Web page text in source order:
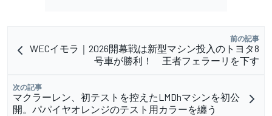
前の記事
WECイモラ｜2026開幕戦は新型マシン投入のトヨタ8
号車が勝利！ 王者フェラーリを下す
次の記事
マクラーレン、初テストを控えたLMDhマシンを初公
開。パパイヤオレンジのテスト用カラーを纏う